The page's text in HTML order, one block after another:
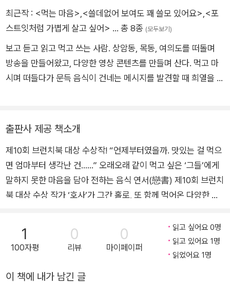
최근작 : <먹는 마음> <쓸데없어 보여도 꽤 쓸모 있어요> <포
스트잇처럼 가볍게 살고 싶어> … 총 8종 (모두보기)
보고 듣고 읽고 먹고 쓰는 사람. 상암동, 목동, 여의도를 떠돌며
방송을 만들어왔고, 다양한 영상 콘텐츠를 만들며 산다. 먹고 마
시며 떠들다가 문득 음식이 건네는 메시지를 발견할 때 희열을 느
가 있다. 호사 작가의 브런치스토리 brunch.co.kr/@happypic
출판사 제공 책소개
제10회 브런치북 대상 수상작! “언제부터였을까. 맛있는 걸 먹으
면 엄마부터 생각난 건……” 오래오래 같이 먹고 싶은 ‘그들’에게
말하지 못한 마음을 담아 전하는 음식 연서(戀書) 제10회 브런치
북 대상 수상 작가 ‘호사’가 그간 홀로, 또 함께 먹어온 다양한 음
수’를 맛보고 즐거워하는 엄마를 보면서 앞으로 당신께 부지런히
‘설레는 처음’을 선물하겠다고 결심하고, 큰언니가 정성스레 끓인
준 ‘보리차 음료’를 들이켜며 음식에 담긴 정성과 관심의 힘을 다
1
100자평
0
리뷰
0
마이페이퍼
읽고 싶어요 0명
읽고 있어요 1명
읽었어요 1명
이 책에 내가 남긴 글